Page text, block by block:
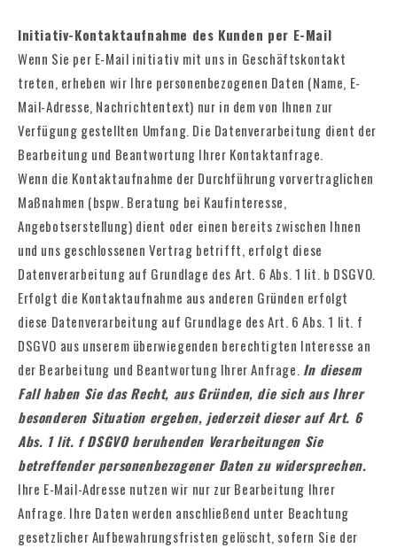
Initiativ-Kontaktaufnahme des Kunden per E-Mail
Wenn Sie per E-Mail initiativ mit uns in Geschäftskontakt
treten, erheben wir Ihre personenbezogenen Daten (Name, E-
Mail-Adresse, Nachrichtentext) nur in dem von Ihnen zur
Verfügung gestellten Umfang. Die Datenverarbeitung dient der
Bearbeitung und Beantwortung Ihrer Kontaktanfrage.
Wenn die Kontaktaufnahme der Durchführung vorvertraglichen
Maßnahmen (bspw. Beratung bei Kaufinteresse,
Angebotserstellung) dient oder einen bereits zwischen Ihnen
und uns geschlossenen Vertrag betrifft, erfolgt diese
Datenverarbeitung auf Grundlage des Art. 6 Abs. 1 lit. b DSGVO.
Erfolgt die Kontaktaufnahme aus anderen Gründen erfolgt
diese Datenverarbeitung auf Grundlage des Art. 6 Abs. 1 lit. f
DSGVO aus unserem überwiegenden berechtigten Interesse an
der Bearbeitung und Beantwortung Ihrer Anfrage. In diesem
Fall haben Sie das Recht, aus Gründen, die sich aus Ihrer
besonderen Situation ergeben, jederzeit dieser auf Art. 6
Abs. 1 lit. f DSGVO beruhenden Verarbeitungen Sie
betreffender personenbezogener Daten zu widersprechen.
Ihre E-Mail-Adresse nutzen wir nur zur Bearbeitung Ihrer
Anfrage. Ihre Daten werden anschließend unter Beachtung
gesetzlicher Aufbewahrungsfristen gelöscht, sofern Sie der